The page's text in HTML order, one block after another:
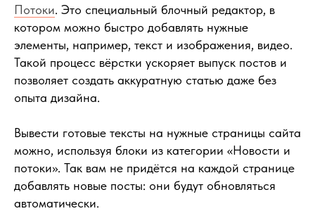
Потоки. Это специальный блочный редактор, в
котором можно быстро добавлять нужные
элементы, например, текст и изображения, видео.
Такой процесс вёрстки ускоряет выпуск постов и
позволяет создать аккуратную статью даже без
опыта дизайна.
Вывести готовые тексты на нужные страницы сайта
можно, используя блоки из категории «Новости и
потоки». Так вам не придётся на каждой странице
добавлять новые посты: они будут обновляться
автоматически.